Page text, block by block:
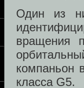
Один из
вращения
компаньон
класса G5.